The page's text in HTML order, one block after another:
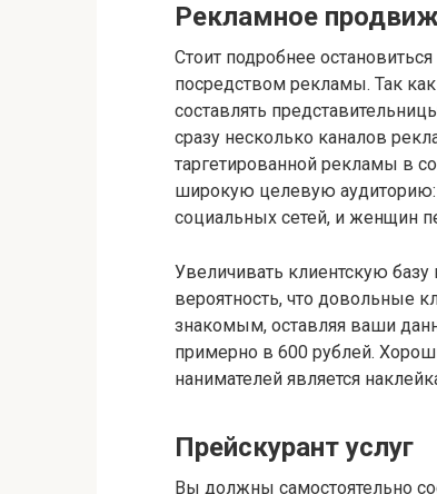
Рекламное
Стоит подробнее
посредством рекламы. Так
составлять
сразу несколько каналов
таргетированной рекламы в
широкую целевую
социальных сетей, и женщин
Увеличивать клиентскую
вероятность, что довольные
знакомым, оставляя ваши
примерно в 600 рублей.
нанимателей является
Прейскурант услуг
Вы должны самостоятельно